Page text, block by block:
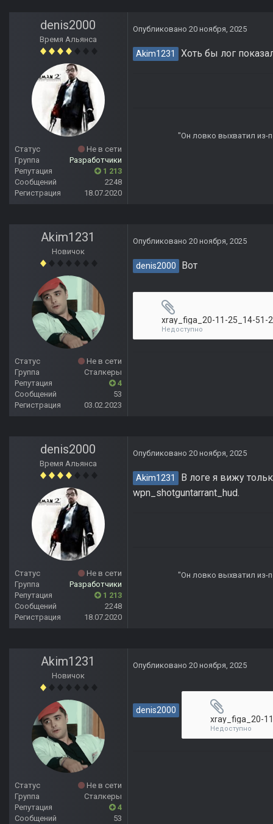
denis2000
Время Альянса
Статус
Не в сети
Группа
Разработчики
Репутация
1 213
Сообщений
2248
Регистрация
18.07.2020
Опубликовано 20 ноября, 2025
Akim1231 Хоть бы лог
"Он ловко выхватил из-
Akim1231
Новичок
Статус
Не в сети
Группа
Сталкеры
Репутация
4
Сообщений
53
Регистрация
03.02.2023
Опубликовано 20 ноября, 2025
denis2000 Вот
xray_figa_20-11-25_14-51-
Недоступно
denis2000
Время Альянса
Статус
Не в сети
Группа
Разработчики
Репутация
1 213
Сообщений
2248
Регистрация
18.07.2020
Опубликовано 20 ноября, 2025
Akim1231
В логе я вижу
wpn_shotguntarrant_hud.
"Он ловко выхватил из-
Akim1231
Новичок
Статус
Не в сети
Группа
Сталкеры
Репутация
4
Сообщений
53
Опубликовано 20 ноября, 2025
denis2000
xray_figa_20-
Недоступно